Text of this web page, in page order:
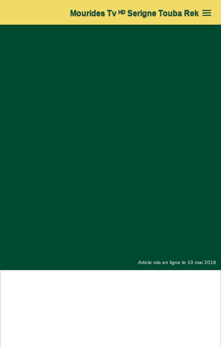
Mourides Tv ᴴᴰ Serigne Touba Rek
Article mis en ligne le 10 mai 2019